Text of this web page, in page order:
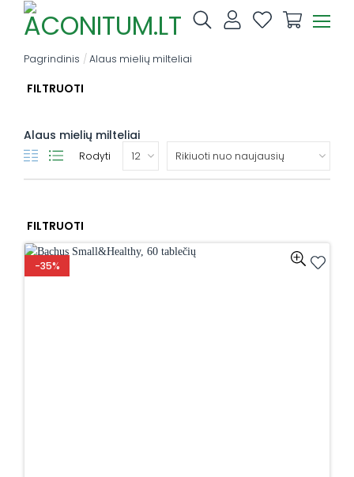
Pagrindinis / Alaus mielių milteliai
FILTRUOTI
Alaus mielių milteliai
Rodyti
FILTRUOTI
-35%